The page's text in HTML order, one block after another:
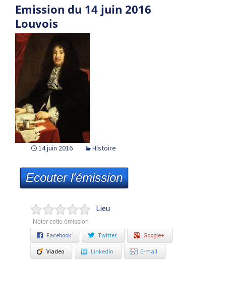
Emission du 14 juin 2016
Louvois
14 juin 2016 Histoire
Ecouter l'émission
Noter cette émission
Lieu
Facebook Twitter Google+
Viadeo LinkedIn E-mail